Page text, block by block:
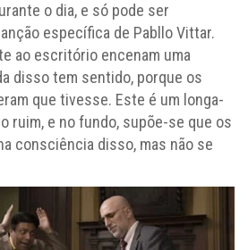
o dia, e só pode ser
específica de Pabllo Vittar.
ao escritório encenam uma
disso tem sentido, porque os
que tivesse. Este é um longa-
ruim, e no fundo, supõe-se que os
consciência disso, mas não se